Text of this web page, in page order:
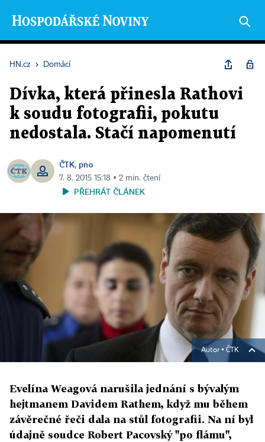
HN.cz › Domácí
Dívka, která přinesla Rathovi
k soudu fotografii, pokutu
nedostala. Stačí napomenutí
ČTK, pno
7. 8. 2015 15:18 ▪ 2 min. čtení
PŘEHRÁT ČLÁNEK
Autor ▪ ČTK
Evelína Weagová narušila jednání s bývalým
hejtmanem Davidem Rathem, když mu během
závěrečné řeči dala na stůl fotografii. Na ní byl
údajně soudce Robert Pacovský "po flámu",